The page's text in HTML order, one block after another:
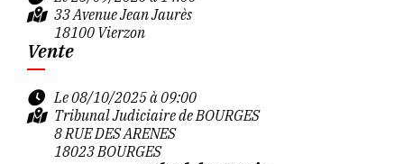
33 Avenue Jean Jaurès
18100 Vierzon
Vente
Le 08/10/2025 à 09:00
Tribunal Judiciaire de BOURGES
8 RUE DES ARENES
18023 BOURGES